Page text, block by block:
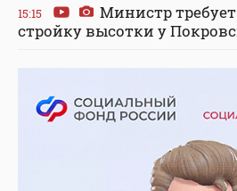
15:15
Министр
стройку высотки у